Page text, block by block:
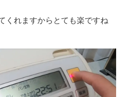
くれますからとても楽ですね